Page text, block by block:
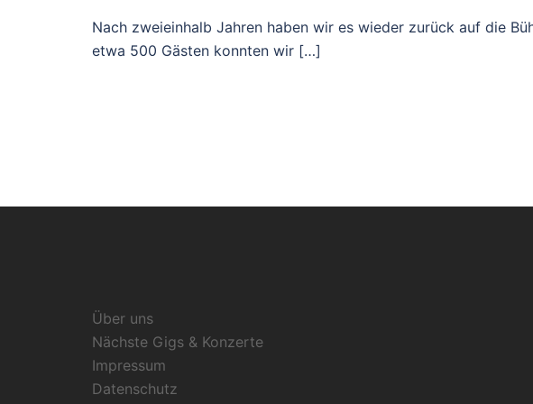
Nach zweieinhalb Jahren haben wir es wieder zurück auf die
etwa 500 Gästen konnten wir […]
Über uns
Nächste Gigs & Konzerte
Impressum
Datenschutz